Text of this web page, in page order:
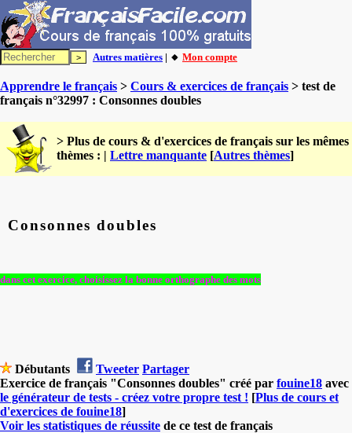
Autres matières | 🔸 Mon compte
Apprendre le français > Cours & exercices de français > test de
français n°32997 : Consonnes doubles
> Plus de cours & d'exercices de français sur les mêmes
thèmes : | Lettre manquante [Autres thèmes]
Consonnes doubles
dans cet exercice, choisissez la bonne orthographe des mots
Débutants Tweeter Partager
Exercice de français "Consonnes doubles" créé par fouine18 avec
le générateur de tests - créez votre propre test ! [Plus de cours et
d'exercices de fouine18]
Voir les statistiques de réussite de ce test de français